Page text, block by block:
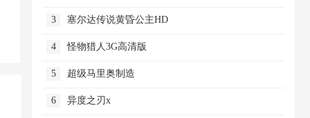
3 塞尔达传说黄昏公主HD
4 怪物猎人3G高清版
5 超级马里奥制造
6 异度之刃x